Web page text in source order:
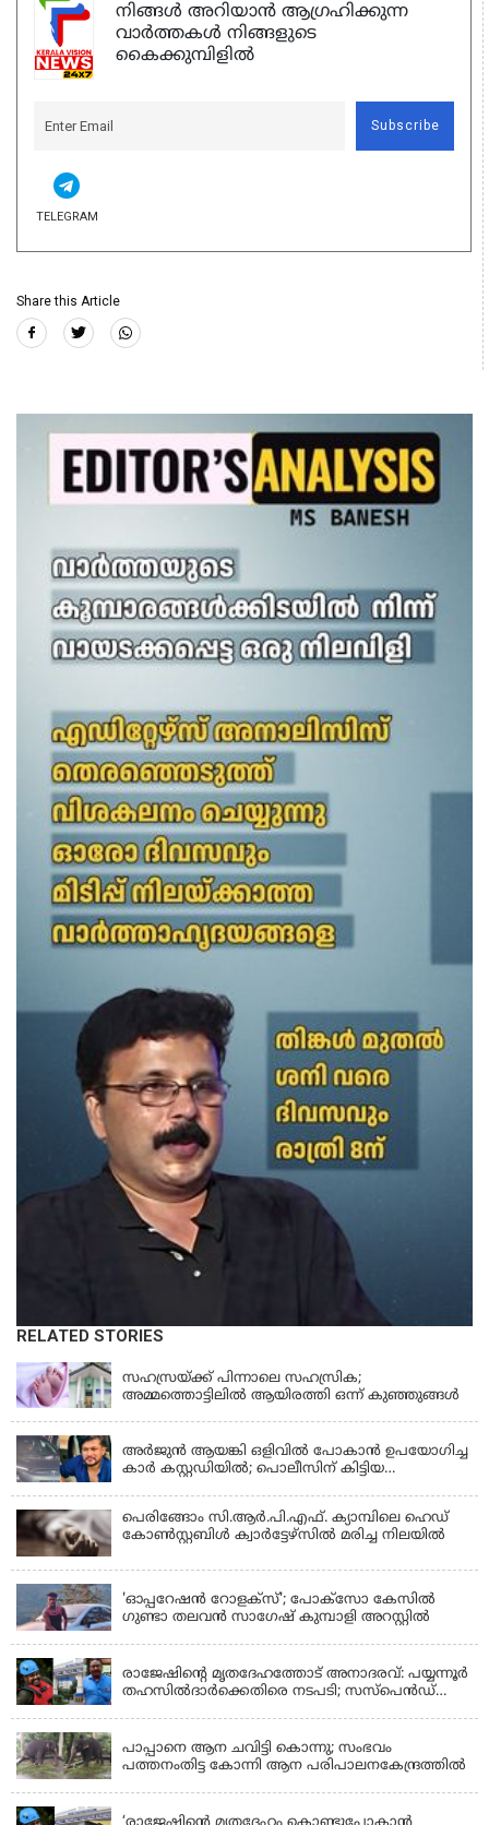
നിങ്ങൾ അറിയാൻ ആഗ്രഹിക്കുന്ന
വാർത്തകൾ നിങ്ങളുടെ
കൈക്കുമ്പിളിൽ
Subscribe
TELEGRAM
Share this Article
RELATED STORIES
KERALA
സഹസ്രയ്ക്ക് പിന്നാലെ സഹസ്രിക;
അമ്മത്തൊട്ടിലില്‍ ആയിരത്തി ഒന്ന് കുഞ്ഞുങ്ങള്‍
അർജുൻ ആയങ്കി ഒളിവിൽ പോകാൻ ഉപയോഗിച്ച
കാർ കസ്റ്റഡിയിൽ; പൊലീസിന് കിട്ടിയ
പെരിങ്ങോം സി.ആർ.പി.എഫ്. ക്യാമ്പിലെ ഹെഡ്
കോൺസ്റ്റബിൾ ക്വാർട്ടേഴ്സിൽ മരിച്ച നിലയിൽ
'ഓപ്പറേഷൻ റോളക്സ്'; പോക്സോ കേസിൽ
ഗുണ്ടാ തലവൻ സാഗേഷ് കുമ്പാളി അറസ്റ്റിൽ
രാജേഷിന്റെ മൃതദേഹത്തോട് അനാദരവ്: പയ്യന്നൂർ
തഹസിൽദാർക്കെതിരെ നടപടി; സസ്പെൻഡ്
പാപ്പാനെ ആന ചവിട്ടി കൊന്നു; സംഭവം
പത്തനംതിട്ട കോന്നി ആന പരിപാലനകേന്ദ്രത്തിൽ